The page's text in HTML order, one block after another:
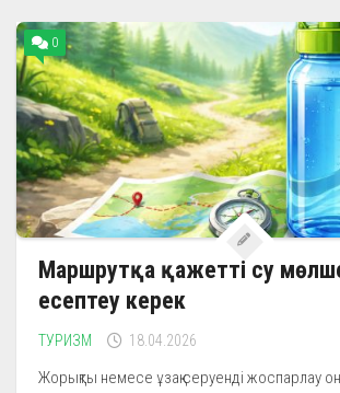
0
Маршрутқа қажетті су
есептеу керек
ТУРИЗМ 18.04.2026
Жорықты немесе ұзақ серуенді жоспарлау